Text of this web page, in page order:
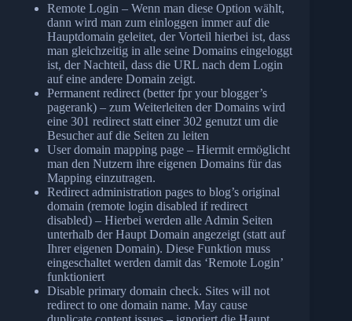
Remote Login – Wenn man diese Option wählt,
dann wird man zum einloggen immer auf die
Hauptdomain geleitet, der Vorteil hierbei ist, dass
man gleichzeitig in alle seine Domains eingeloggt
ist, der Nachteil, dass die URL nach dem Login
auf eine andere Domain zeigt.
Permanent redirect (better fpr your blogger’s
pagerank) – zum Weiterleiten der Domains wird
eine 301 redirect statt einer 302 genutzt um die
Besucher auf die Seiten zu leiten
User domain mapping page – Hiermit ermöglicht
man den Nutzern ihre eigenen Domains für das
Mapping einzutragen.
Redirect administration pages to blog’s original
domain (remote login disabled if redirect
disabled) – Hierbei werden alle Admin Seiten
unterhalb der Haupt Domain angezeigt (statt auf
Ihrer eigenen Domain). Diese Funktion muss
eingeschaltet werden damit das ‘Remote Login’
funktioniert
Disable primary domain check. Sites will not
redirect to one domain name. May cause